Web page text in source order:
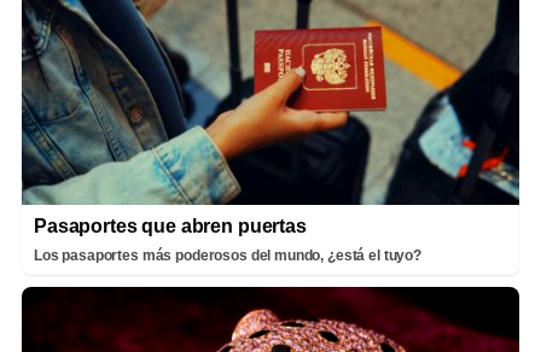
Pasaportes que abren puertas
Los pasaportes más poderosos del mundo, ¿está el tuyo?